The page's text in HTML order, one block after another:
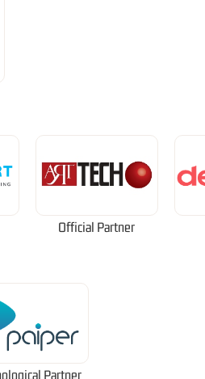
Official Partner
Partner